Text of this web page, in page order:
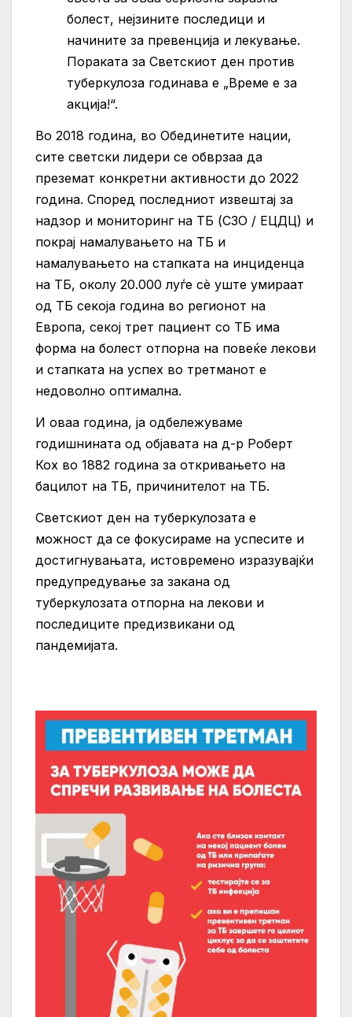
болест, нејзините последици и
начините за превенција и лекување.
Пораката за Светскиот ден против
туберкулоза годинава е „Време е за
акција!“.
Во 2018 година, во Обединетите нации,
сите светски лидери се обврзаа да
преземат конкретни активности до 2022
година. Според последниот извештај за
надзор и мониторинг на ТБ (СЗО / ЕЦДЦ) и
покрај намалувањето на ТБ и
намалувањето на стапката на инциденца
на ТБ, околу 20.000 луѓе сè уште умираат
од ТБ секоја година во регионот на
Европа, секој трет пациент со ТБ има
форма на болест отпорна на повеќе лекови
и стапката на успех во третманот е
недоволно оптимална.
И оваа година, ја одбележуваме
годишнината од објавата на д-р Роберт
Кох во 1882 година за откривањето на
бацилот на ТБ, причинителот на ТБ.
Светскиот ден на туберкулозата е
можност да се фокусираме на успесите и
достигнувањата, истовремено изразувајќи
предупредување за закана од
туберкулозата отпорна на лекови и
последиците предизвикани од
пандемијата.